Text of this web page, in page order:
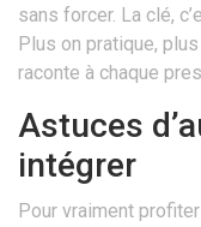
sans forcer. La clé,
Plus on pratique,
raconte à chaque
Astuces
intégrer
Pour vraiment